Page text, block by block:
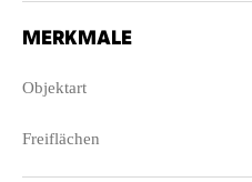
MERKMALE
Objektart
Freiflächen